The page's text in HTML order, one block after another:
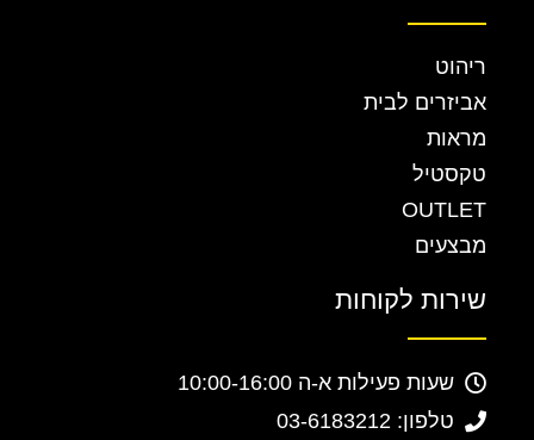
ריהוט
אביזרים לבית
מראות
טקסטיל
OUTLET
מבצעים
שירות לקוחות
שעות פעילות א-ה 10:00-16:00
טלפון: 03-6183212